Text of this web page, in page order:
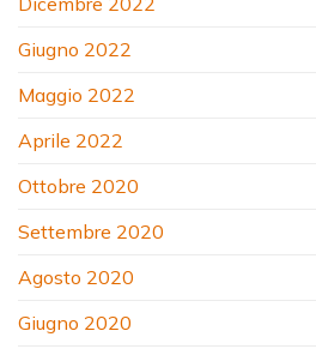
Giugno 2022
Maggio 2022
Aprile 2022
Ottobre 2020
Settembre 2020
Agosto 2020
Giugno 2020